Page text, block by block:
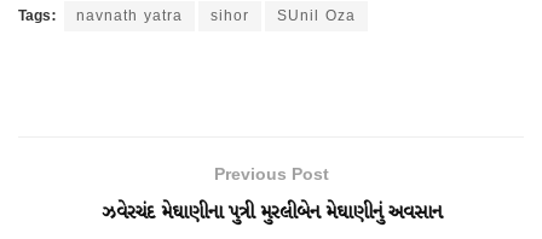
Tags: navnath yatra sihor SUnil Oza
Previous Post
ઝવેરચંદ મેઘાણીના પુત્રી મુરલીબેન મેઘાણીનું અવસાન